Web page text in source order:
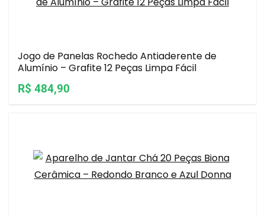
Jogo de Panelas Rochedo Antiaderente de
Alumínio – Grafite 12 Peças Limpa Fácil
R$ 484,90